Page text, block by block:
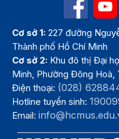
Cơ sở 1: 227 đường
Thành phố Hồ Chí Minh
Cơ sở 2: Khu đô thị Đại
Minh, Phường Đông Hoà,
Điện thoại: (028)
Hotline tuyển sinh:
Email: